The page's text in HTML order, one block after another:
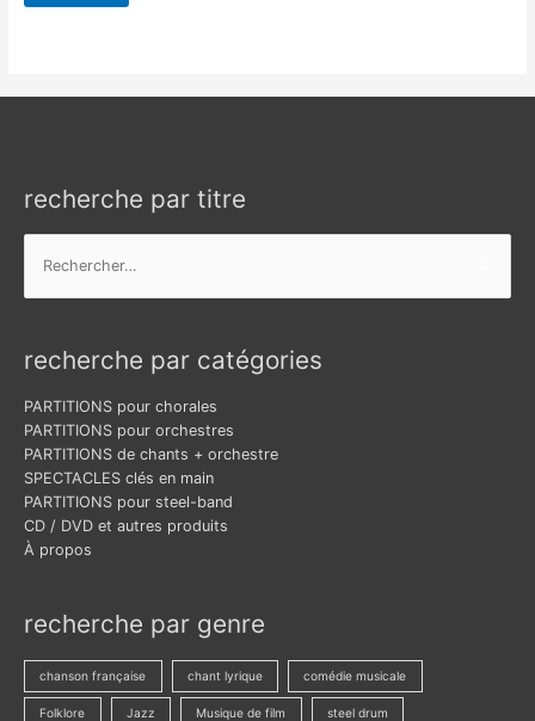
recherche par titre
recherche par catégories
PARTITIONS pour chorales
PARTITIONS pour orchestres
PARTITIONS de chants + orchestre
SPECTACLES clés en main
PARTITIONS pour steel-band
CD / DVD et autres produits
À propos
recherche par genre
chanson française chant lyrique comédie musicale
Folklore Jazz Musique de film steel drum